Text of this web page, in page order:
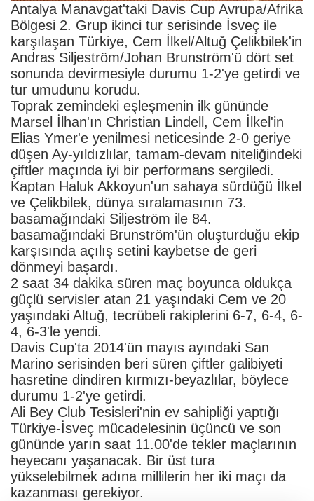
Antalya Manavgat'taki Davis Cup Avrupa/Afrika
Bölgesi 2. Grup ikinci tur serisinde İsveç ile
karşılaşan Türkiye, Cem İlkel/Altuğ Çelikbilek'in
Andras Siljeström/Johan Brunström'ü dört set
sonunda devirmesiyle durumu 1-2'ye getirdi ve
tur umudunu korudu.
Toprak zemindeki eşleşmenin ilk gününde
Marsel İlhan'ın Christian Lindell, Cem İlkel'in
Elias Ymer'e yenilmesi neticesinde 2-0 geriye
düşen Ay-yıldızlılar, tamam-devam niteliğindeki
çiftler maçında iyi bir performans sergiledi.
Kaptan Haluk Akkoyun'un sahaya sürdüğü İlkel
ve Çelikbilek, dünya sıralamasının 73.
basamağındaki Siljeström ile 84.
basamağındaki Brunström'ün oluşturduğu ekip
karşısında açılış setini kaybetse de geri
dönmeyi başardı.
2 saat 34 dakika süren maç boyunca oldukça
güçlü servisler atan 21 yaşındaki Cem ve 20
yaşındaki Altuğ, tecrübeli rakiplerini 6-7, 6-4, 6-
4, 6-3'le yendi.
Davis Cup'ta 2014'ün mayıs ayındaki San
Marino serisinden beri süren çiftler galibiyeti
hasretine dindiren kırmızı-beyazlılar, böylece
durumu 1-2'ye getirdi.
Ali Bey Club Tesisleri'nin ev sahipliği yaptığı
Türkiye-İsveç mücadelesinin üçüncü ve son
gününde yarın saat 11.00'de tekler maçlarının
heyecanı yaşanacak. Bir üst tura
yükselebilmek adına millilerin her iki maçı da
kazanması gerekiyor.